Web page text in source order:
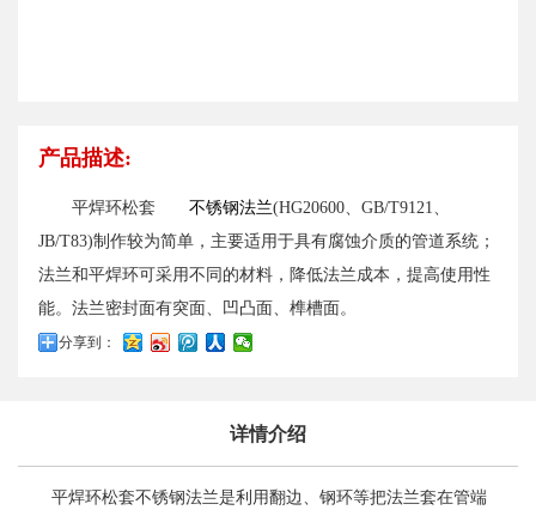
产品描述:
平焊环松套 不锈钢法兰(HG20600、GB/T9121、
JB/T83)制作较为简单，主要适用于具有腐蚀介质的管道系统；
法兰和平焊环可采用不同的材料，降低法兰成本，提高使用性
能。法兰密封面有突面、凹凸面、榫槽面。
分享到：
详情介绍
平焊环松套不锈钢法兰是利用翻边、钢环等把法兰套在管端